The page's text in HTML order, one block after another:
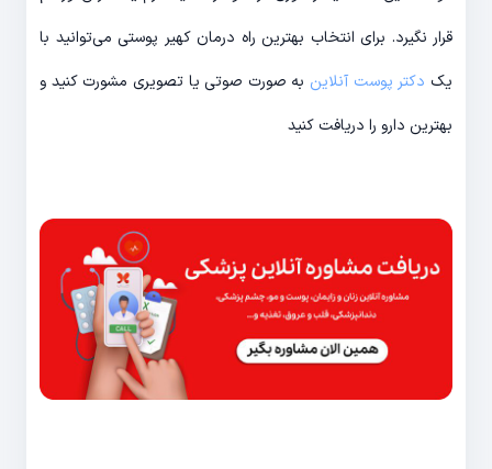
قرار نگیرد. برای انتخاب بهترین راه درمان کهیر پوستی می‌توانید با
یک دکتر پوست آنلاین به صورت صوتی یا تصویری مشورت کنید و
بهترین دارو را دریافت کنید